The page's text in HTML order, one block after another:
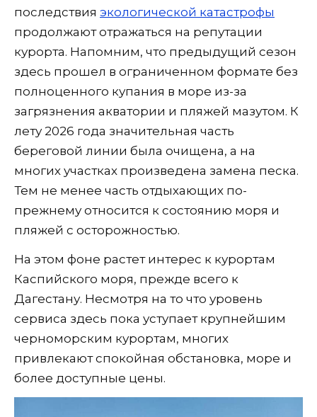
последствия экологической катастрофы
продолжают отражаться на репутации
курорта. Напомним, что предыдущий сезон
здесь прошел в ограниченном формате без
полноценного купания в море из-за
загрязнения акватории и пляжей мазутом. К
лету 2026 года значительная часть
береговой линии была очищена, а на
многих участках произведена замена песка.
Тем не менее часть отдыхающих по-
прежнему относится к состоянию моря и
пляжей с осторожностью.
На этом фоне растет интерес к курортам
Каспийского моря, прежде всего к
Дагестану. Несмотря на то что уровень
сервиса здесь пока уступает крупнейшим
черноморским курортам, многих
привлекают спокойная обстановка, море и
более доступные цены.